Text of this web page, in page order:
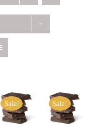
Sale!
SELECCIONAR
OPCIONES
ESTE
PRODUCTO
/
DETALLES
Sale!
OPCIONES
ESTE
/
DETALLES